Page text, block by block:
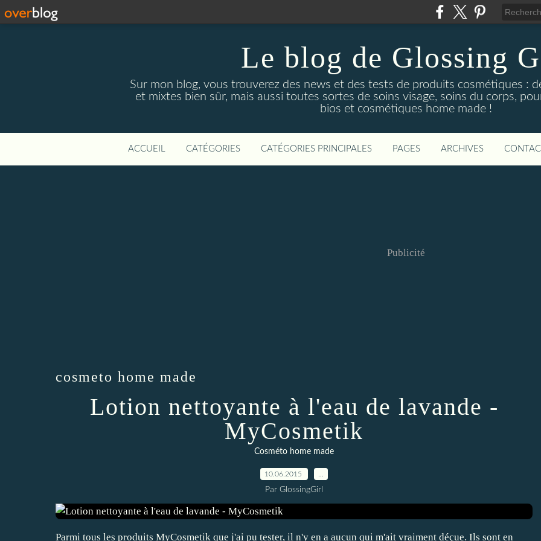
Le blog de Glossing
Sur mon blog, vous trouverez des news et des tests de produits cosmétiques :
et mixtes bien sûr, mais aussi toutes sortes de soins visage, soins du corps,
bios et cosmétiques home made !
ACCUEIL CATÉGORIES CATÉGORIES PRINCIPALES PAGES ARCHIVES
Publicité
cosmeto home made
Lotion nettoyante à l'eau de lavande -
MyCosmetik
Cosméto home made
10.06.2015
Par GlossingGirl
Parmi tous les produits MyCosmetik que j'ai pu tester, il n'y en a aucun qui m'ait vraiment déçue. Ils sont en